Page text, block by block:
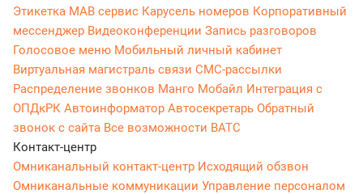
Этикетка МАВ сервис Карусель номеров Корпоративный
мессенджер Видеоконференции Запись разговоров
Голосовое меню Мобильный личный кабинет
Виртуальная магистраль связи СМС-рассылки
Распределение звонков Манго Мобайл Интеграция с
ОПДкРК Автоинформатор Автосекретарь Обратный
звонок с сайта Все возможности ВАТС
Контакт-центр
Омниканальный контакт-центр Исходящий обзвон
Омниканальные коммуникации Управление персоналом